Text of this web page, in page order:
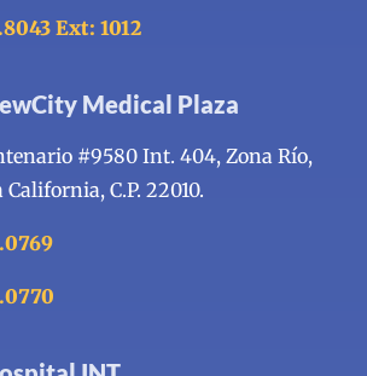
Ext: 1012
Medical Plaza
#9580 Int. 404, Zona Río,
C.P. 22010.